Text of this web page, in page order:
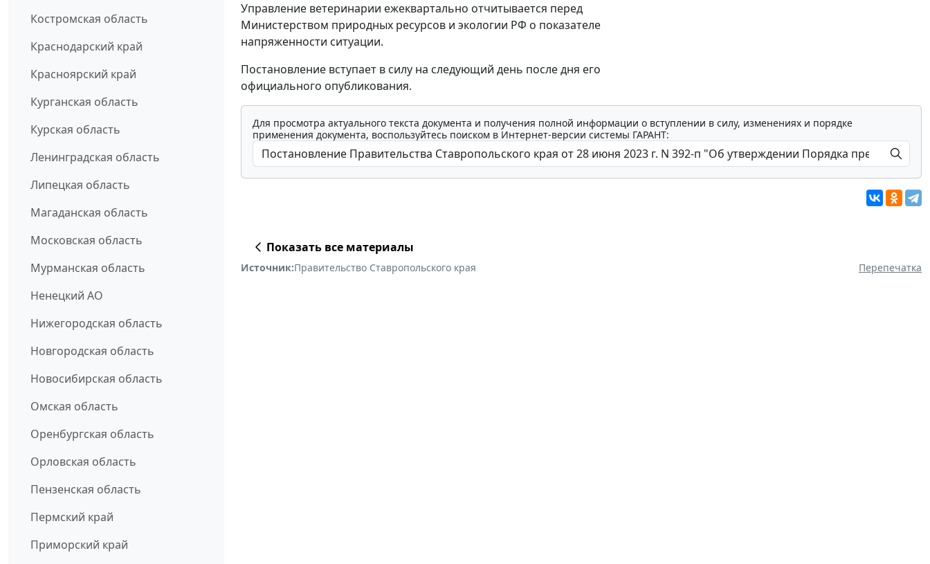
Костромская область
Краснодарский край
Красноярский край
Курганская область
Курская область
Ленинградская область
Липецкая область
Магаданская область
Московская область
Мурманская область
Ненецкий АО
Нижегородская область
Новгородская область
Новосибирская область
Омская область
Оренбургская область
Орловская область
Пензенская область
Пермский край
Приморский край
Управление ветеринарии ежеквартально отчитывается перед
Министерством природных ресурсов и экологии РФ о показателе
напряженности ситуации.
Постановление вступает в силу на следующий день после дня его
официального опубликования.
Для просмотра актуального текста документа и получения полной информации о вступлении в силу, изменениях и порядке
применения документа, воспользуйтесь поиском в Интернет-версии системы ГАРАНТ:
Показать все материалы
Источник:Правительство Ставропольского края Перепечатка